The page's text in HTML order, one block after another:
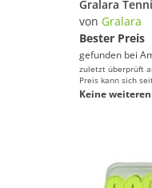
von Gralara
Bester Preis
gefunden bei
zuletzt überprüft
Preis kann sich
Keine